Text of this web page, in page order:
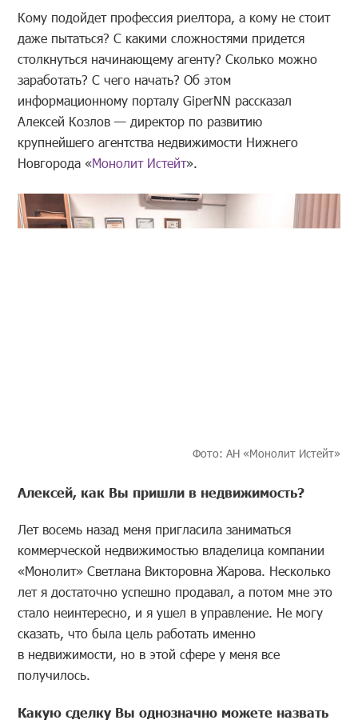
Кому подойдет профессия риелтора, а кому не стоит
даже пытаться? С какими сложностями придется
столкнуться начинающему агенту? Сколько можно
заработать? С чего начать? Об этом
информационному порталу GiperNN рассказал
Алексей Козлов — директор по развитию
крупнейшего агентства недвижимости Нижнего
Новгорода «Монолит Истейт».
Фото: АН «Монолит Истейт»
Алексей, как Вы пришли в недвижимость?
Лет восемь назад меня пригласила заниматься
коммерческой недвижимостью владелица компании
«Монолит» Светлана Викторовна Жарова. Несколько
лет я достаточно успешно продавал, а потом мне это
стало неинтересно, и я ушел в управление. Не могу
сказать, что была цель работать именно
в недвижимости, но в этой сфере у меня все
получилось.
Какую сделку Вы однозначно можете назвать